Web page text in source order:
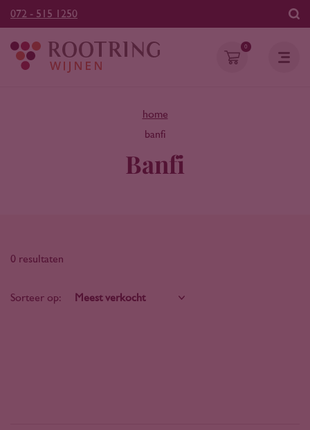
072 - 515 1250
0
home
banfi
Banfi
0 resultaten
Sorteer op: